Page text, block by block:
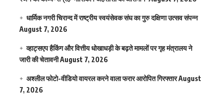
धार्मिक नगरी चिरान्द में राष्ट्रीय स्वयंसेवक संघ का गुरु दक्षिणा उत्सव संपन्न
August 7, 2026
व्हाट्सएप हैकिंग और वित्तीय धोखाधड़ी के बढ़ते मामलों पर गृह मंत्रालय ने
जारी की चेतावनीAugust 7, 2026
अश्लील फोटो-वीडियो वायरल करने वाला फरार आरोपित गिरफ्तारAugust
7, 2026